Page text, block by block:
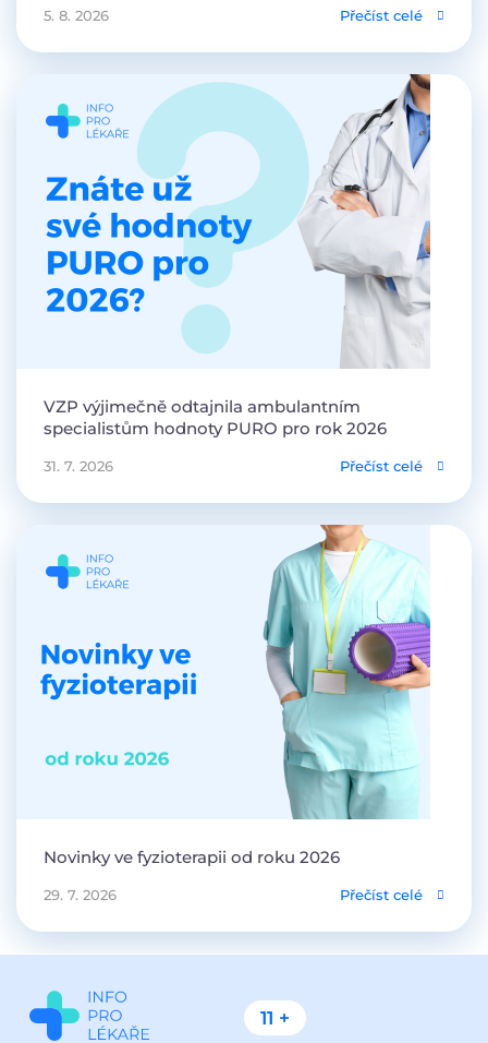
5. 8. 2026 Přečíst celé
VZP výjimečně odtajnila ambulantním
specialistům hodnoty PURO pro rok 2026
31. 7. 2026 Přečíst celé
Novinky ve fyzioterapii od roku 2026
29. 7. 2026 Přečíst celé
11 +